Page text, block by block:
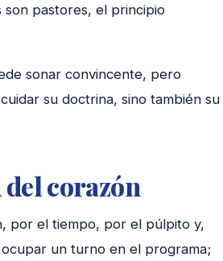
son pastores, el principio
sonar convincente, pero
su doctrina, sino también su
corazón
por el tiempo, por el púlpito y,
un turno en el programa;